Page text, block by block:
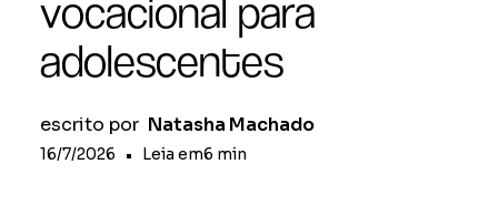
vocacional para
adolescentes
escrito por Natasha Machado
16/7/2026 • Leia em6 min